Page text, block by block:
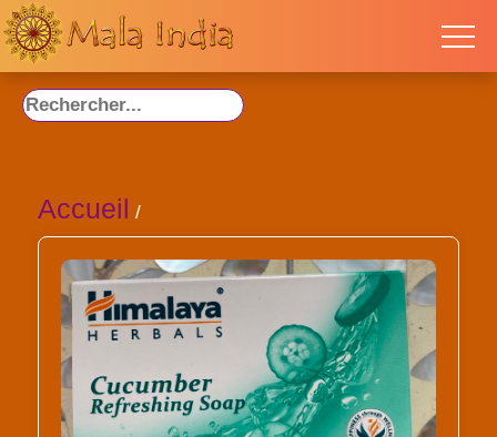
Accueil /